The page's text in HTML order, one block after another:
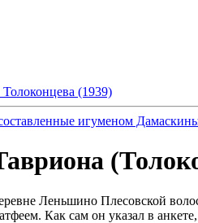
(1939)
игуменом
Леньшино Плесовской
Как сам он указал в